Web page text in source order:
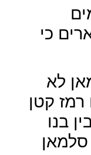
כי
לא
רמז קטן
בנו